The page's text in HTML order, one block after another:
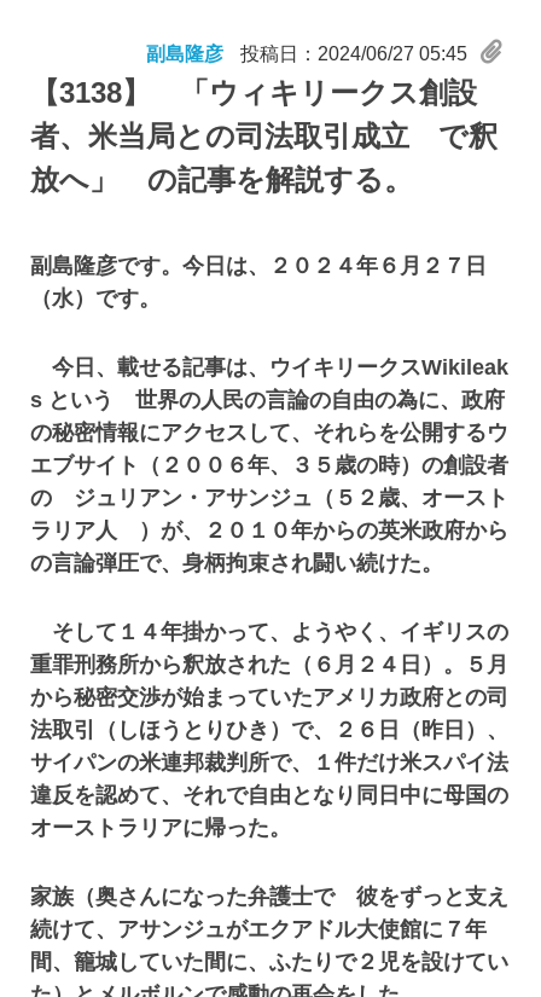
副島隆彦 投稿日：2024/06/27 05:45
【3138】
「ウィキリークス創設
者、米当局との司法取引成立 で釈
放へ」 の記事を解説する。
副島隆彦です。今日は、２０２４年６月２７日
（水）です。
今日、載せる記事は、ウイキリークスWikileak
s という 世界の人民の言論の自由の為に、政府
の秘密情報にアクセスして、それらを公開するウ
エブサイト（２００６年、３５歳の時）の創設者
の ジュリアン・アサンジュ（５２歳、オースト
ラリア人 ）が、２０１０年からの英米政府から
の言論弾圧で、身柄拘束され闘い続けた。
そして１４年掛かって、ようやく、イギリスの
重罪刑務所から釈放された（６月２４日）。５月
から秘密交渉が始まっていたアメリカ政府との司
法取引（しほうとりひき）で、２６日（昨日）、
サイパンの米連邦裁判所で、１件だけ米スパイ法
違反を認めて、それで自由となり同日中に母国の
オーストラリアに帰った。
家族（奥さんになった弁護士で 彼をずっと支え
続けて、アサンジュがエクアドル大使館に７年
間、籠城していた間に、ふたりで２児を設けてい